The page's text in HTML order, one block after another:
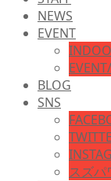
NEWS
EVENT
BLOG
SNS
スズパ